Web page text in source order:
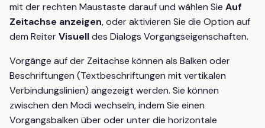
mit der rechten Maustaste darauf und wählen Sie Auf
Zeitachse anzeigen, oder aktivieren Sie die Option auf
dem ReiterVisuelldes Dialogs Vorgangseigenschaften.
Vorgänge auf der Zeitachse können als Balken oder
Beschriftungen (Textbeschriftungen mit vertikalen
Verbindungslinien) angezeigt werden. Sie können
zwischen den Modi wechseln, indem Sie einen
Vorgangsbalken über oder unter die horizontale